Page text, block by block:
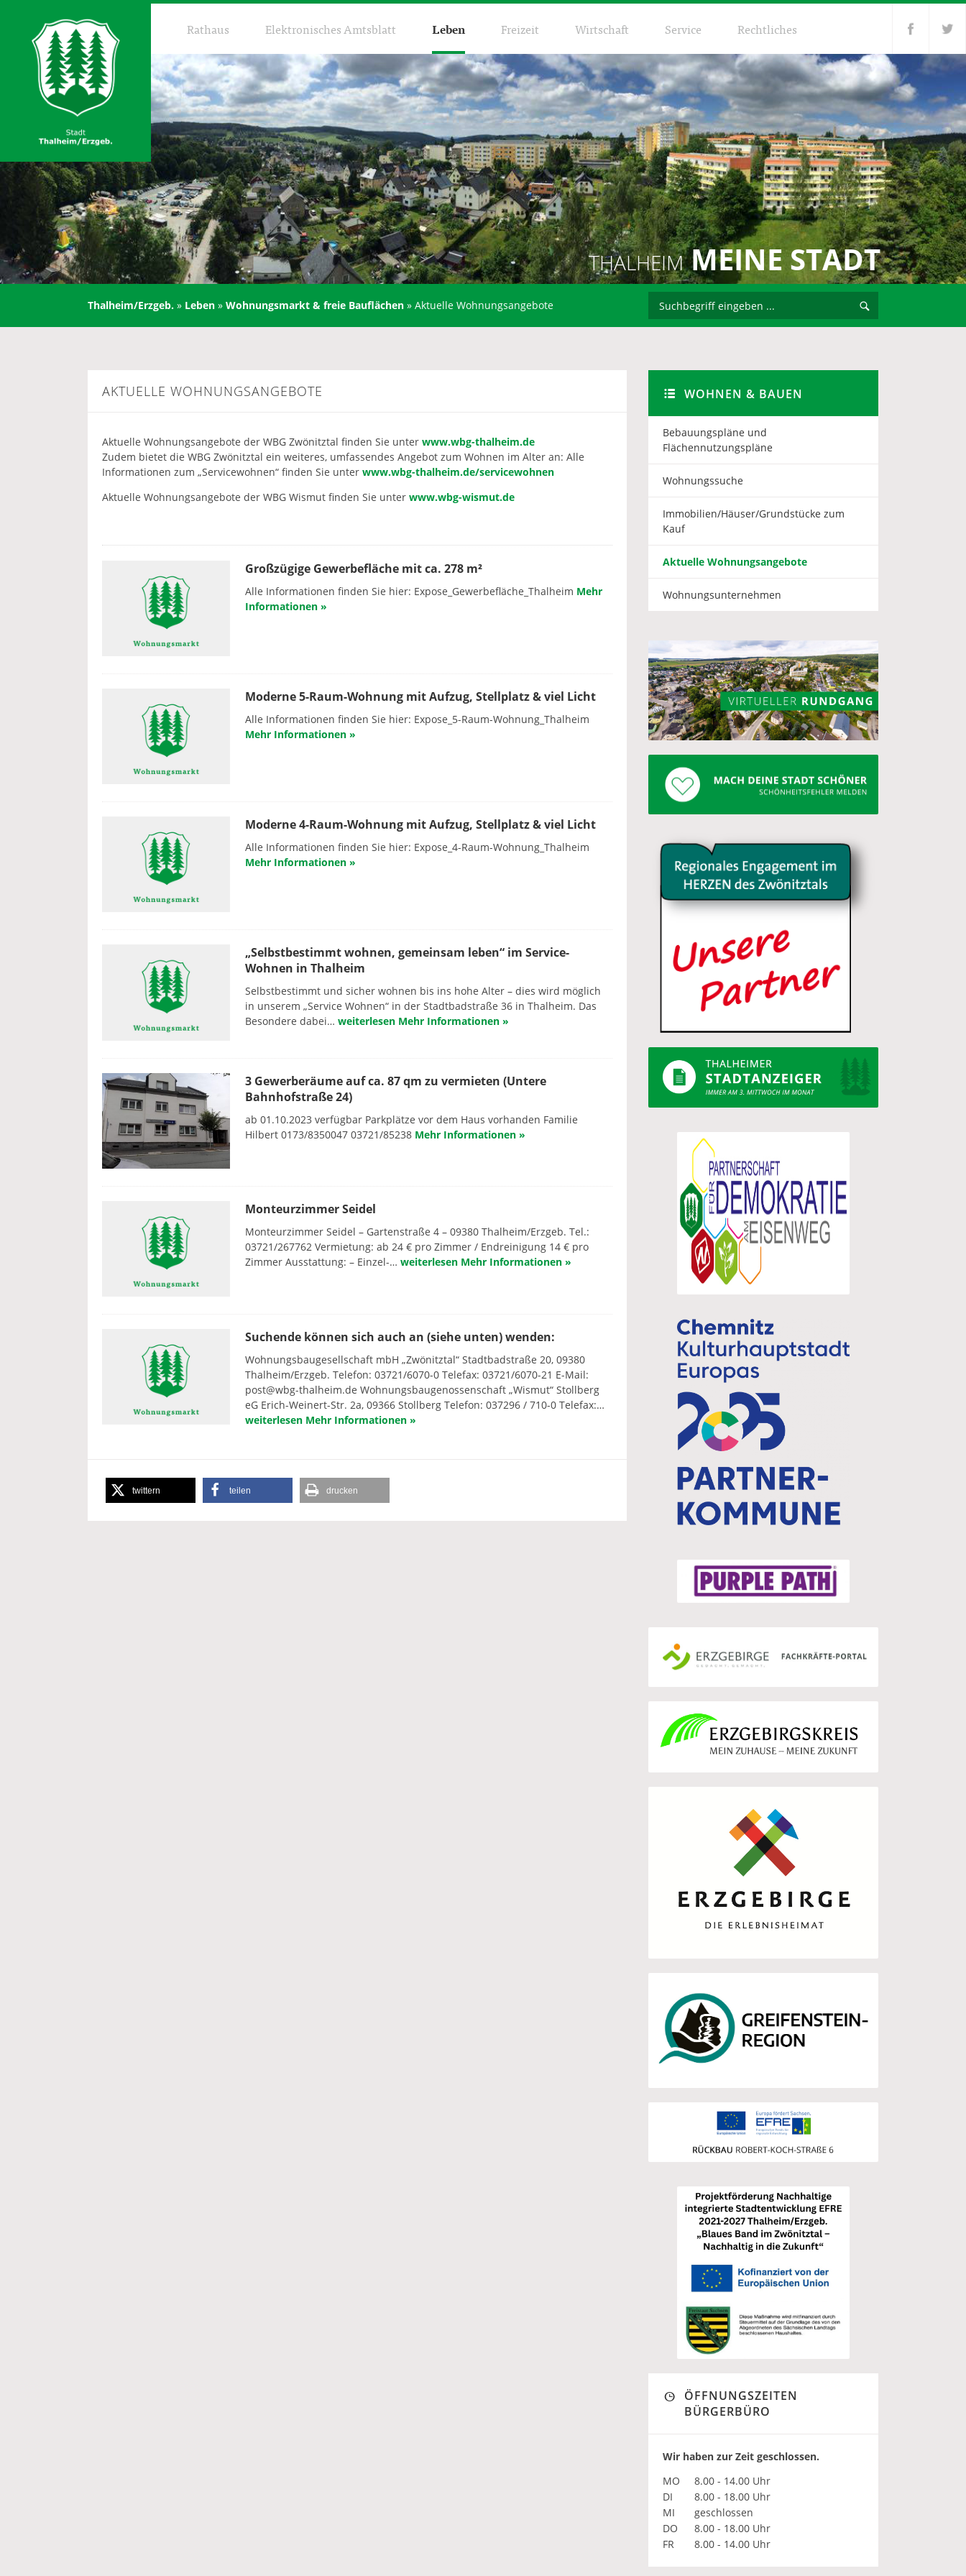
Rathaus Elektronisches Amtsblatt Leben Freizeit Wirtschaft Service Rechtliches
THALHEIMMEINE STADT
Thalheim/Erzgeb. » Leben » Wohnungsmarkt & freie Bauflächen » Aktuelle Wohnungsangebote
AKTUELLE WOHNUNGSANGEBOTE
Aktuelle Wohnungsangebote der WBG Zwönitztal finden Sie unter www.wbg-thalheim.de
Zudem bietet die WBG Zwönitztal ein weiteres, umfassendes Angebot zum Wohnen im Alter an: Alle
Informationen zum „Servicewohnen“ finden Sie unter www.wbg-thalheim.de/servicewohnen
Aktuelle Wohnungsangebote der WBG Wismut finden Sie unter www.wbg-wismut.de
Großzügige Gewerbefläche mit ca. 278 m²
Alle Informationen finden Sie hier: Expose_Gewerbefläche_Thalheim Mehr
Informationen »
Moderne 5-Raum-Wohnung mit Aufzug, Stellplatz & viel Licht
Alle Informationen finden Sie hier: Expose_5-Raum-Wohnung_Thalheim
Mehr Informationen »
Moderne 4-Raum-Wohnung mit Aufzug, Stellplatz & viel Licht
Alle Informationen finden Sie hier: Expose_4-Raum-Wohnung_Thalheim
Mehr Informationen »
„Selbstbestimmt wohnen, gemeinsam leben“ im Service-
Wohnen in Thalheim
Selbstbestimmt und sicher wohnen bis ins hohe Alter – dies wird möglich
in unserem „Service Wohnen“ in der Stadtbadstraße 36 in Thalheim. Das
Besondere dabei… weiterlesen Mehr Informationen »
3 Gewerberäume auf ca. 87 qm zu vermieten (Untere
Bahnhofstraße 24)
ab 01.10.2023 verfügbar Parkplätze vor dem Haus vorhanden Familie
Hilbert 0173/8350047 03721/85238 Mehr Informationen »
Monteurzimmer Seidel
Monteurzimmer Seidel – Gartenstraße 4 – 09380 Thalheim/Erzgeb. Tel.:
03721/267762 Vermietung: ab 24 € pro Zimmer / Endreinigung 14 € pro
Zimmer Ausstattung: – Einzel-… weiterlesen Mehr Informationen »
Suchende können sich auch an (siehe unten) wenden:
Wohnungsbaugesellschaft mbH „Zwönitztal“ Stadtbadstraße 20, 09380
Thalheim/Erzgeb. Telefon: 03721/6070-0 Telefax: 03721/6070-21 E-Mail:
post@wbg-thalheim.de Wohnungsbaugenossenschaft „Wismut“ Stollberg
eG Erich-Weinert-Str. 2a, 09366 Stollberg Telefon: 037296 / 710-0 Telefax:…
weiterlesen Mehr Informationen »
twittern teilen drucken
WOHNEN & BAUEN
Bebauungspläne und
Flächennutzungspläne
Wohnungssuche
Immobilien/Häuser/Grundstücke zum
Kauf
Aktuelle Wohnungsangebote
Wohnungsunternehmen
ÖFFNUNGSZEITEN
BÜRGERBÜRO
Wir haben zur Zeit geschlossen.
MO
8.00 - 14.00 Uhr
DI
8.00 - 18.00 Uhr
MI
geschlossen
DO
8.00 - 18.00 Uhr
FR
8.00 - 14.00 Uhr